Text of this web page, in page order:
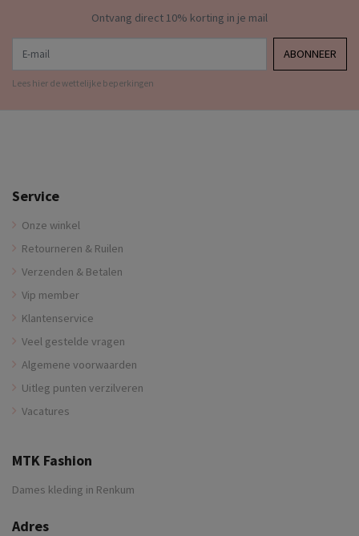
Ontvang direct 10% korting in je mail
ABONNEER
Lees hier de wettelijke beperkingen
Service
Onze winkel
Retourneren & Ruilen
Verzenden & Betalen
Vip member
Klantenservice
Veel gestelde vragen
Algemene voorwaarden
Uitleg punten verzilveren
Vacatures
MTK Fashion
Dames kleding in Renkum
Adres